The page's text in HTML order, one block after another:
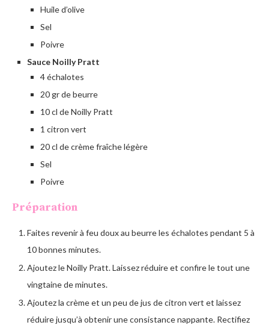
Huile d’olive
Sel
Poivre
Sauce Noilly Pratt
4 échalotes
20 gr de beurre
10 cl de Noilly Pratt
1 citron vert
20 cl de crème fraîche légère
Sel
Poivre
Préparation
Faites revenir à feu doux au beurre les échalotes pendant 5 à
10 bonnes minutes.
Ajoutez le Noilly Pratt. Laissez réduire et confire le tout une
vingtaine de minutes.
Ajoutez la crème et un peu de jus de citron vert et laissez
réduire jusqu’à obtenir une consistance nappante. Rectifiez